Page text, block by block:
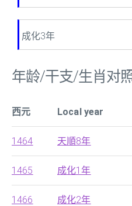
成化3年
年龄/干支/生肖对
西元 Local year
1464 天順8年
1465 成化1年
1466 成化2年